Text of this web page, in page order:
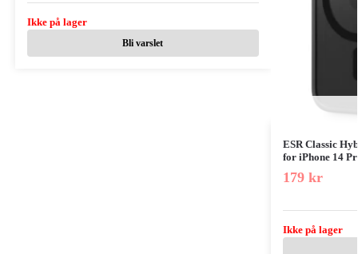
Ikke på lager
Bli varslet
ESR Classic
for iPhone 14
179 kr
Ikke på lager